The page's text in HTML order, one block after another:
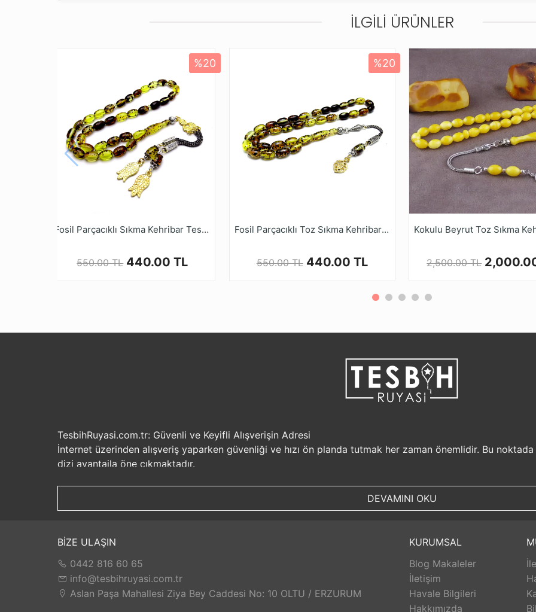
Çiftli ve Tekli Çekime
Paketleme ve Gönderim Şekli
Standart Tesbih Kutusu
Ürün Açıklaması
* Ürün bonibon olması sebebiyle renk dizilimlerinde farklılıklar olabilir, Ürün görseldeki örnek ürüne %95
* Farklı monitör ve ışık efekti nedeniyle, öğenin gerçek rengi resimlerde gösterilen renkten biraz farklı
* Tesbih ustalarımızın ellerinde tesbih halini alan bu ürünler, çeşitli renk ve şekillerde
mağazamız tesbihruyasi.com.tr de bulabilirsiniz.
* Kehribar Tesbihler kullanımla beraber zamanla renk alamaları ve elde daha güzel bir form
* Kalite ve güvenden ödün vermeyen Tesbih Ruyasi Dijital Mağazamızda Türkiye’nin Tesbih Markası
alışveriş yapabilirsiniz.
İLGILI ÜRÜNLER
%20
Fosil Parçacıklı Sıkma Kehribar Tesbih
550.00 TL 440.00 TL
%20
Fosil Parçacıklı Toz Sıkma Kehribar Tesbih
550.00 TL 440.00 TL 2,500.00 TL
TesbihRuyasi.com.tr: Güvenli ve Keyifli Alışverişin Adresi
İnternet üzerinden alışveriş yaparken güvenliği ve hızı ön planda tutmak her zaman önemlidir. Bu
dizi avantajla öne çıkmaktadır.
seçenekleri ile rahatça alışveriş yapabilirsiniz. Sizin için değerli olan bilgilerin güvende olduğunu bilerek,
İade ve Değişim İmkanı: Memnuniyetsizlik durumunda TesbihRuyasi.com.tr,
iade ve değişim imkanı sunar.
değilse, kolayca iade edebilir veya değişim yapabilirsiniz. Bu sayede alışveriş deneyiminizde herhangi
Satış Sonrası Destek: TesbihRuyasi.com.tr, satın aldığınız ürünlerin arkasında durur ve satış sonrası
yaşarsanız veya yardıma ihtiyacınız olursa, müşteri hizmetleri ekibi size yardımcı olacaktır. Bu sayede
TesbihRuyasi.com.tr güvenli, hızlı ve müşteri odaklı bir alışveriş deneyimi sunar. Siz de bu avantajlardan
DEVAMINI OKU
BİZE ULAŞIN
0442 816 60 65
info@tesbihruyasi.com.tr
Aslan Paşa Mahallesi Ziya Bey Caddesi No: 10 OLTU / ERZURUM
KURUMSAL
Blog Makaleler
İletişim
Havale Bilgileri
Hakkımızda